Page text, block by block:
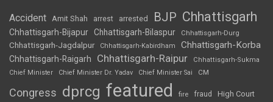
Accident Amit Shah arrest arrested BJP Chhattisgarh
Chhattisgarh-Bijapur Chhattisgarh-Bilaspur Chhattisgarh-Durg
Chhattisgarh-Jagdalpur Chhattisgarh-Kabirdham Chhattisgarh-Korba
Chhattisgarh-Raigarh Chhattisgarh-Raipur
Chhattisgarh-Sukma
Chief Minister
Chief Minister Dr. Yadav Chief Minister Sai CM
Congress dprcg featured fire fraud High Court